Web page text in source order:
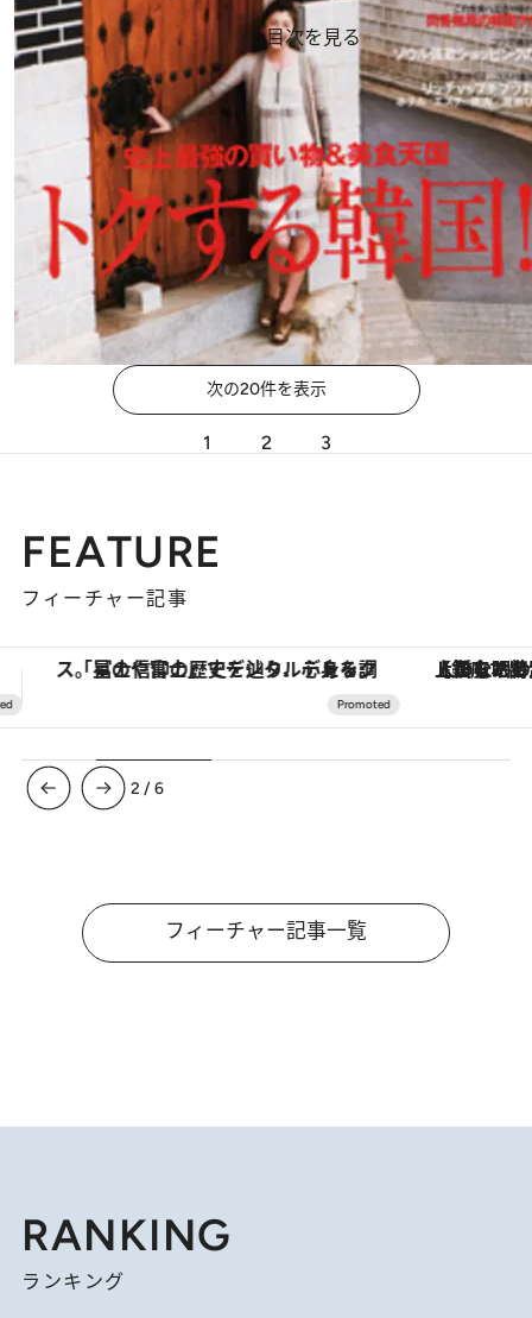
目次を見る
次の20件を表示
1 2 3
FEATURE
フィーチャー記事
【銀座で出合う最旬美容】美髪ケアや上質な眠り…セルフケアのアップデートから、特別な名入れギフトまで。大人のための「ReFa GINZA」クルーズ
3 /6
フィーチャー記事一覧
RANKING
ランキング